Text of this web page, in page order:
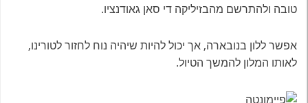
טובה ולהתרשם מהבזיליקה די סאן גאודנציו.
אפשר ללון בנובארה, אך יכול להיות שיהיה נוח לחזור לטורינו,
לאותו המלון להמשך הטיול.